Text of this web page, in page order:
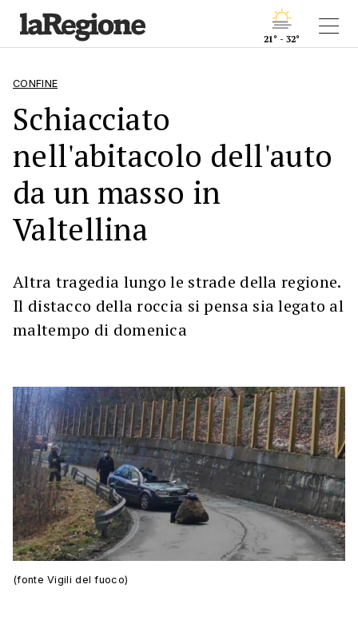
21° - 32°
CONFINE
Schiacciato
nell'abitacolo dell'auto
da un masso in
Valtellina
Altra tragedia lungo le strade della regione.
Il distacco della roccia si pensa sia legato al
maltempo di domenica
(fonte Vigili del fuoco)